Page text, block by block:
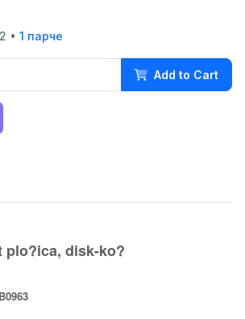
• 1 парче
Add to Cart
plo?ica, disk-ko?